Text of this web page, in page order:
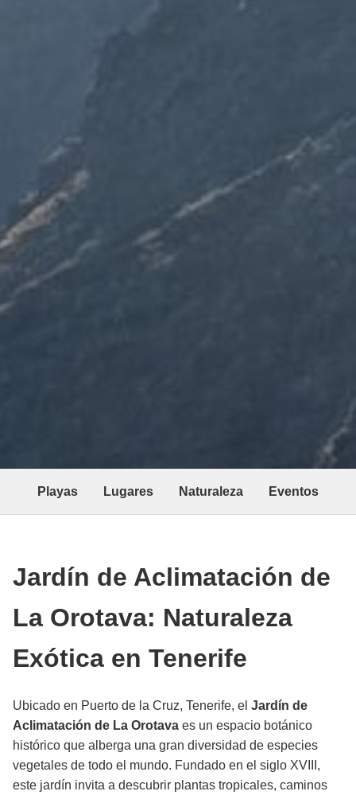
Playas Lugares Naturaleza Eventos
Jardín de Aclimatación de
La Orotava: Naturaleza
Exótica en Tenerife
Ubicado en Puerto de la Cruz, Tenerife, el Jardín de
Aclimatación de La Orotava es un espacio botánico
histórico que alberga una gran diversidad de especies
vegetales de todo el mundo. Fundado en el siglo XVIII,
este jardín invita a descubrir plantas tropicales, caminos